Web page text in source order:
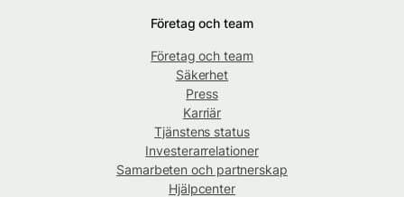
Företag och team
Företag och team
Säkerhet
Press
Karriär
Tjänstens status
Investerarrelationer
Samarbeten och partnerskap
Hjälpcenter